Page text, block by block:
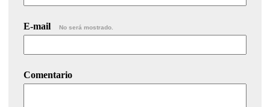
E-mail No será mostrado.
Comentario